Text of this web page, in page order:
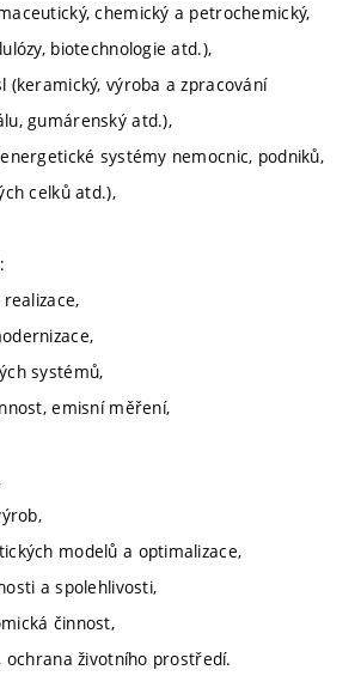
chemický a petrochemický,
biotechnologie atd.),
(keramický, výroba a zpracování
gumárenský atd.),
systémy nemocnic, podniků,
celků atd.),
systémů,
emisní měření,
modelů a optimalizace,
a spolehlivosti,
činnost,
ochrana životního prostředí.